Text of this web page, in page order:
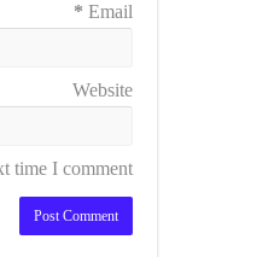
Email
*
Website
time I comment.